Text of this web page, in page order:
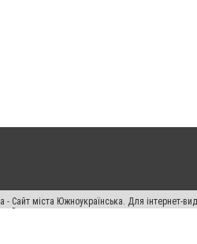
міста Южноукраїнська. Для інтернет-
Законом.